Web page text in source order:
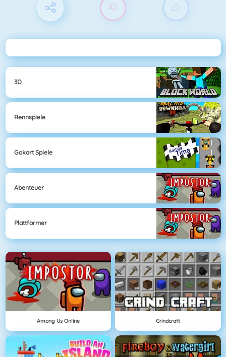
3D
Rennspiele
Gokart Spiele
Abenteuer
Plattformer
Among Us Online Grindcraft